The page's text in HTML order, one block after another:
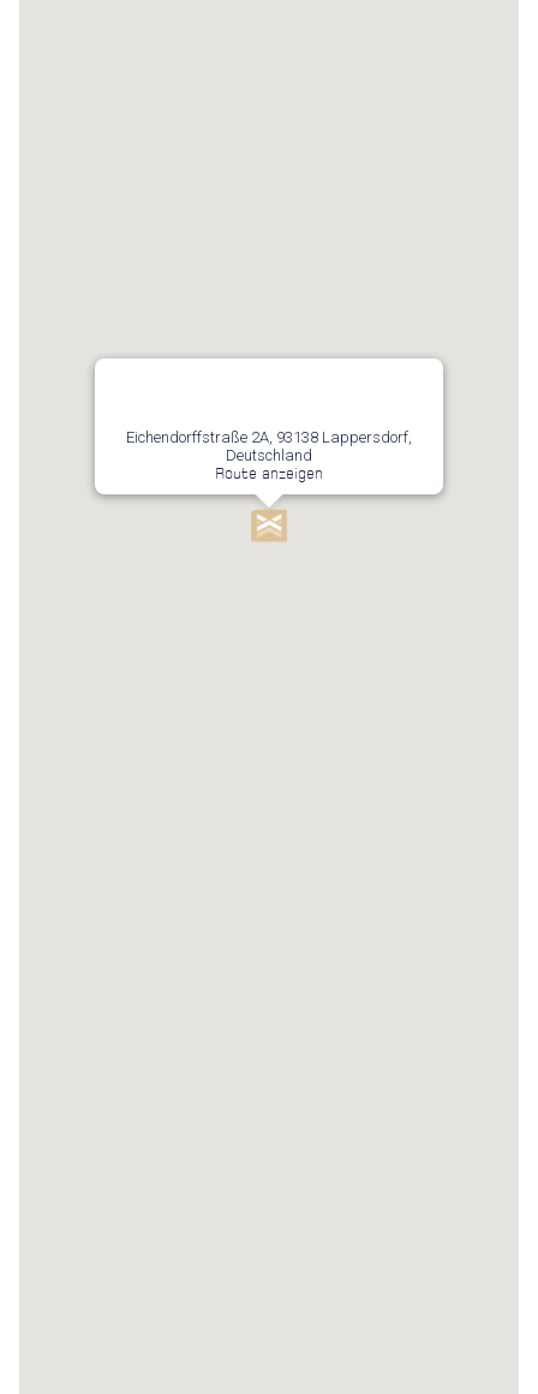
Eichendorffstraße 2A, 93138 Lappersdorf,
Deutschland
Route anzeigen